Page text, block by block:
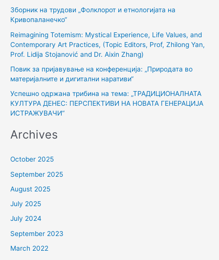
f
:
Зборник на трудови „Фолклорот и етнологијата на
Кривопаланечко“
Reimagining Totemism: Mystical Experience, Life Values, and
Contemporary Art Practices, (Topic Editors, Prof, Zhilong Yan,
Prof. Lidija Stojanović and Dr. Aixin Zhang)
Повик за пријавување на конференција: „Природата во
материјалните и дигитални наративи“
Успешно одржана трибина на тема: „ТРАДИЦИОНАЛНАТА
КУЛТУРА ДЕНЕС: ПЕРСПЕКТИВИ НА НОВАТА ГЕНЕРАЦИЈА
ИСТРАЖУВАЧИ“
Archives
October 2025
September 2025
August 2025
July 2025
July 2024
September 2023
March 2022